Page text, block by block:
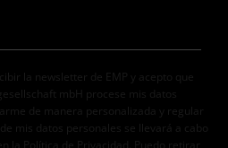
la newsletter de EMP y acepto que
mbH procese mis datos
de manera personalizada y regular
mis datos personales se llevará a cabo
la
Política de Privacidad . Puedo retirar